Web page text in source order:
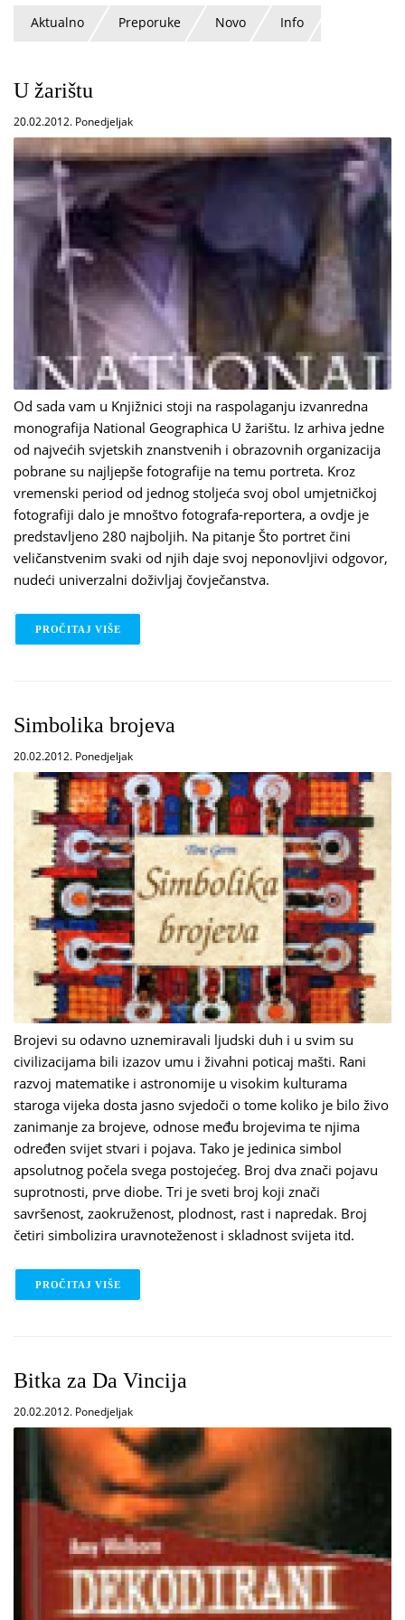
Aktualno Preporuke Novo Info
U žarištu
20.02.2012. Ponedjeljak
Od sada vam u Knjižnici stoji na raspolaganju izvanredna
monografija National Geographica U žarištu. Iz arhiva jedne
od najvećih svjetskih znanstvenih i obrazovnih organizacija
pobrane su najljepše fotografije na temu portreta. Kroz
vremenski period od jednog stoljeća svoj obol umjetničkoj
fotografiji dalo je mnoštvo fotografa-reportera, a ovdje je
predstavljeno 280 najboljih. Na pitanje Što portret čini
veličanstvenim svaki od njih daje svoj neponovljivi odgovor,
nudeći univerzalni doživljaj čovječanstva.
PROČITAJ VIŠE
Simbolika brojeva
20.02.2012. Ponedjeljak
Brojevi su odavno uznemiravali ljudski duh i u svim su
civilizacijama bili izazov umu i živahni poticaj mašti. Rani
razvoj matematike i astronomije u visokim kulturama
staroga vijeka dosta jasno svjedoči o tome koliko je bilo živo
zanimanje za brojeve, odnose među brojevima te njima
određen svijet stvari i pojava. Tako je jedinica simbol
apsolutnog počela svega postojećeg. Broj dva znači pojavu
suprotnosti, prve diobe. Tri je sveti broj koji znači
savršenost, zaokruženost, plodnost, rast i napredak. Broj
četiri simbolizira uravnoteženost i skladnost svijeta itd.
PROČITAJ VIŠE
Bitka za Da Vincija
20.02.2012. Ponedjeljak